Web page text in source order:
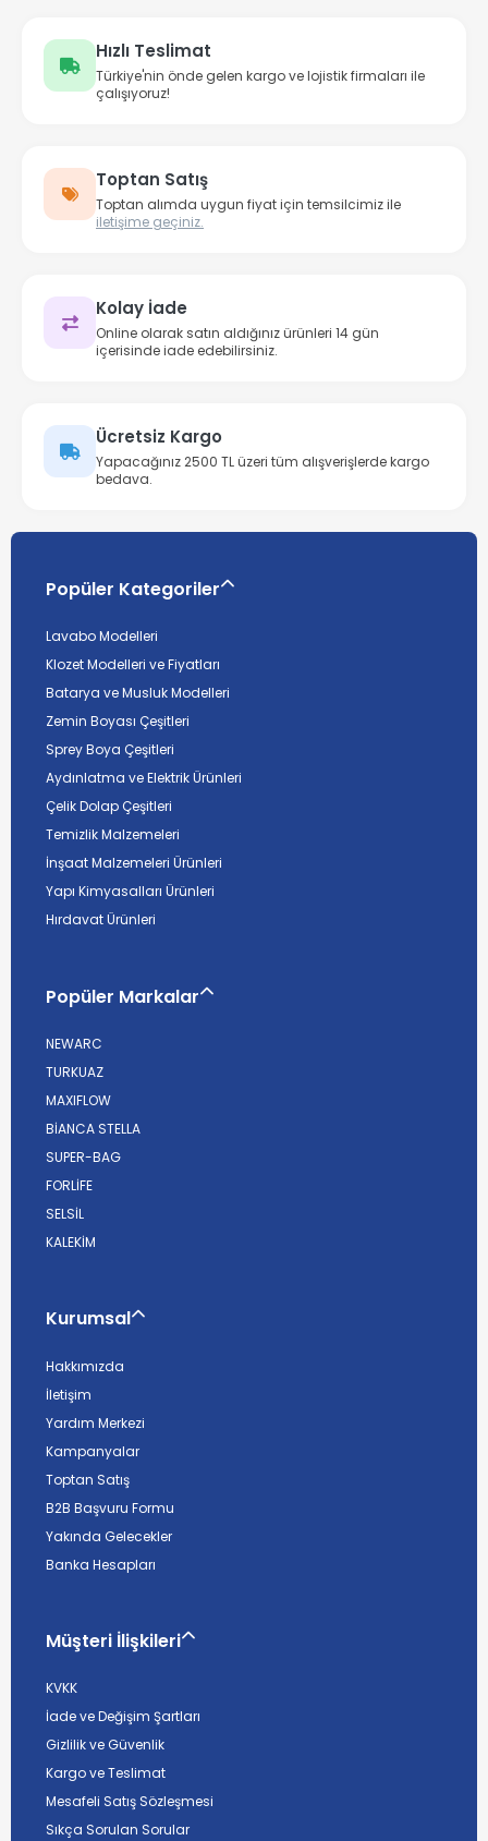
Hızlı Teslimat
Türkiye'nin önde gelen kargo ve lojistik firmaları ile
çalışıyoruz!
Toptan Satış
Toptan alımda uygun fiyat için temsilcimiz ile
iletişime geçiniz.
Kolay İade
Online olarak satın aldığınız ürünleri 14 gün
içerisinde iade edebilirsiniz.
Ücretsiz Kargo
Yapacağınız 2500 TL üzeri tüm alışverişlerde kargo
bedava.
Popüler Kategoriler
Lavabo Modelleri
Klozet Modelleri ve Fiyatları
Batarya ve Musluk Modelleri
Zemin Boyası Çeşitleri
Sprey Boya Çeşitleri
Aydınlatma ve Elektrik Ürünleri
Çelik Dolap Çeşitleri
Temizlik Malzemeleri
İnşaat Malzemeleri Ürünleri
Yapı Kimyasalları Ürünleri
Hırdavat Ürünleri
Popüler Markalar
NEWARC
TURKUAZ
MAXIFLOW
BİANCA STELLA
SUPER-BAG
FORLİFE
SELSİL
KALEKİM
Kurumsal
Hakkımızda
İletişim
Yardım Merkezi
Kampanyalar
Toptan Satış
B2B Başvuru Formu
Yakında Gelecekler
Banka Hesapları
Müşteri İlişkileri
KVKK
İade ve Değişim Şartları
Gizlilik ve Güvenlik
Kargo ve Teslimat
Mesafeli Satış Sözleşmesi
Sıkça Sorulan Sorular